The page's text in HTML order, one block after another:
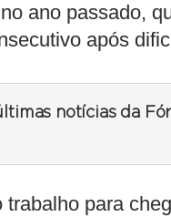
ano passado,
após
notícias da
para